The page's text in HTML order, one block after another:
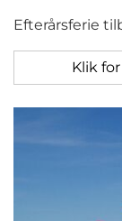
Efterårsferie
Klik